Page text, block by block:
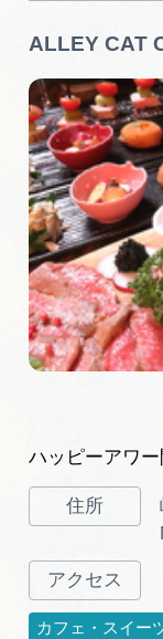
ALLEY CAT
ハッピーアワ
カフェ・スイー